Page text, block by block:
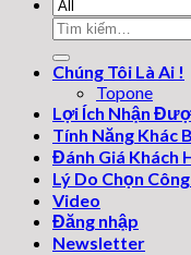
Tìm
kiếm:
Chúng Tôi Là Ai !
Topone
Lợi Ích Nhận
Tính Năng Khác
Đánh Giá Khách
Lý Do Chọn
Video
Đăng nhập
Newsletter